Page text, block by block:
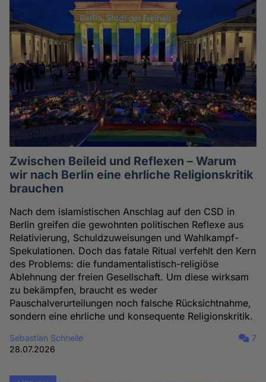
Zwischen Beileid und Reflexen – Warum
wir nach Berlin eine ehrliche Religionskritik
brauchen
Nach dem islamistischen Anschlag auf den CSD in
Berlin greifen die gewohnten politischen Reflexe aus
Relativierung, Schuldzuweisungen und Wahlkampf-
Spekulationen. Doch das fatale Ritual verfehlt den Kern
des Problems: die fundamentalistisch-religiöse
Ablehnung der freien Gesellschaft. Um diese wirksam
zu bekämpfen, braucht es weder
Pauschalverurteilungen noch falsche Rücksichtnahme,
sondern eine ehrliche und konsequente Religionskritik.
Sebastian Schnelle
28.07.2026
7